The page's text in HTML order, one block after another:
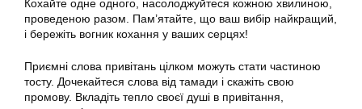
Кохайте одне одного, насолоджуйтеся кожною хвилиною,
проведеною разом. Пам’ятайте, що ваш вибір найкращий,
і бережіть вогник кохання у ваших серцях!
Приємні слова привітань цілком можуть стати частиною
тосту. Дочекайтеся слова від тамади і скажіть свою
промову. Вкладіть тепло своєї душі в привітання,